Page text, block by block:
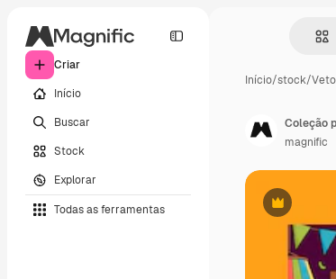
Criar
Início
Buscar
Stock
Explorar
Todas as ferramentas
Início/stock/
Premium
magnific